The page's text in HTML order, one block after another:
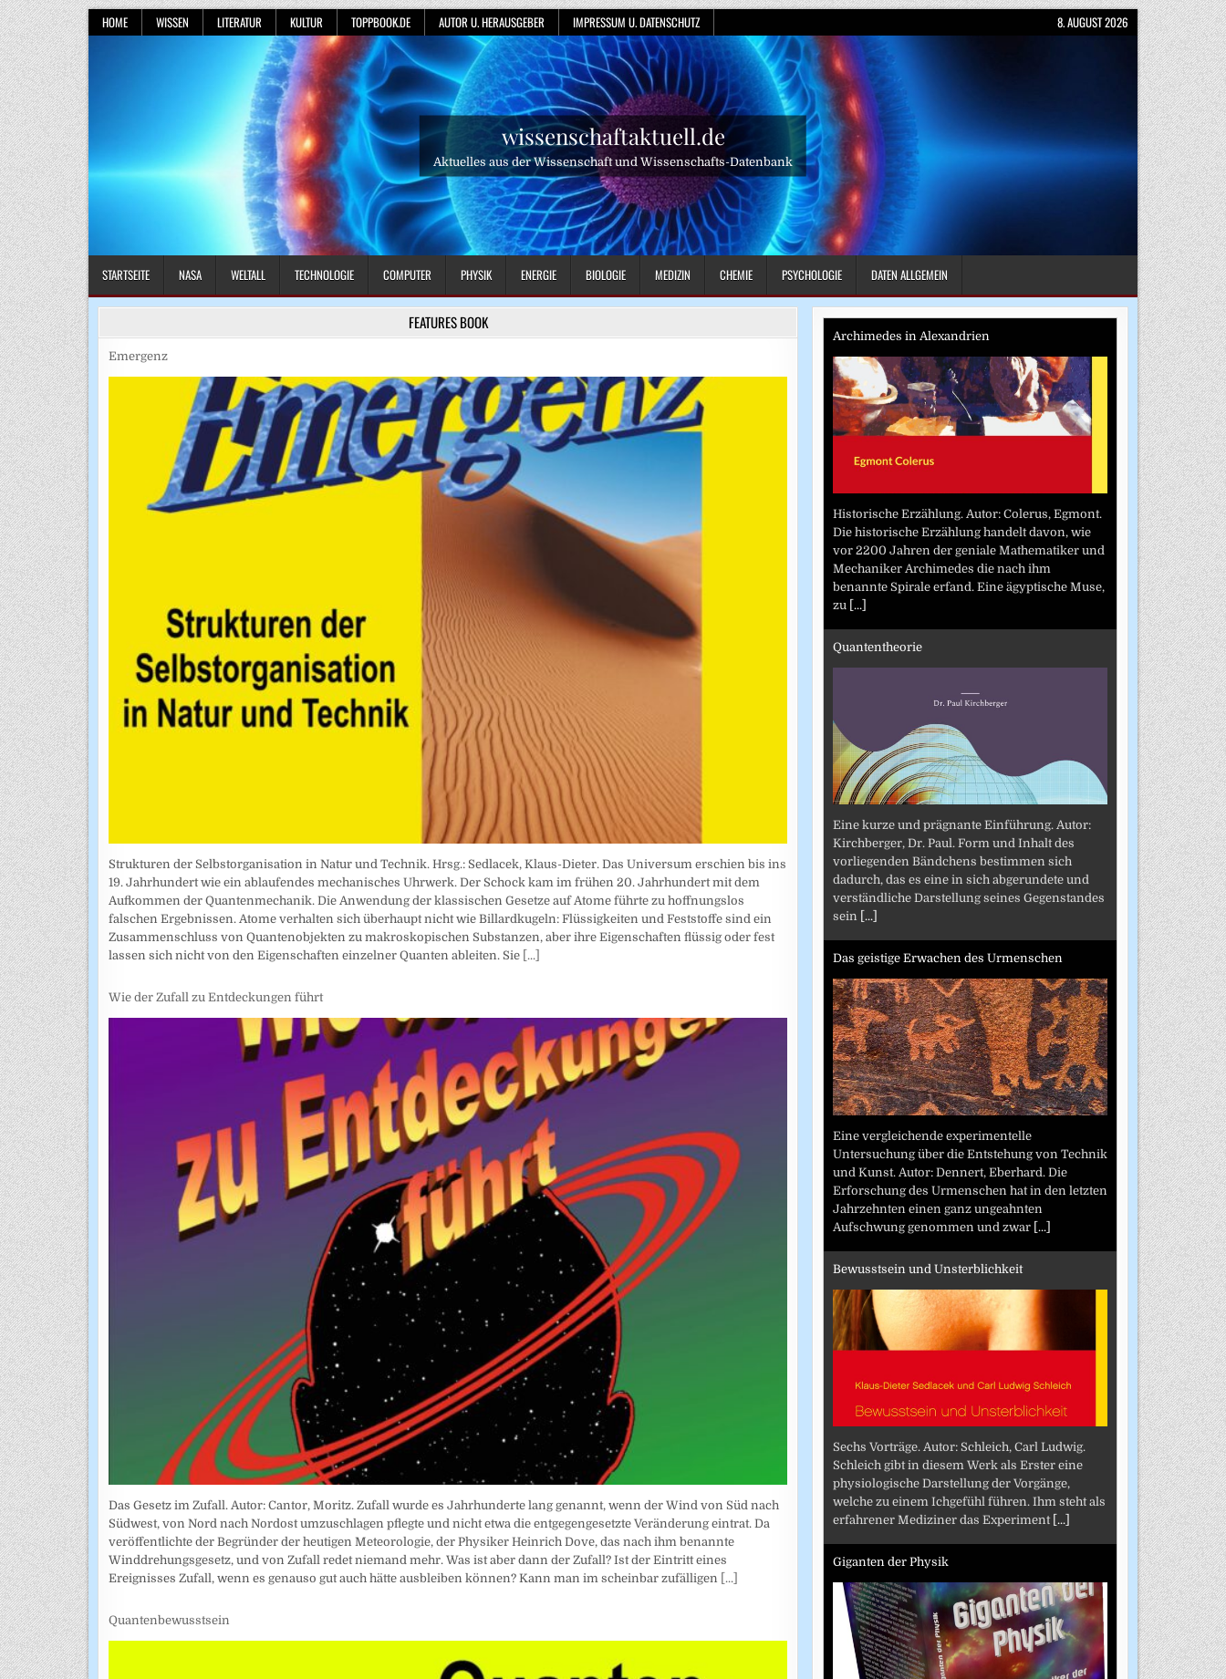
Skip
to
content
HOME WISSEN LITERATUR KULTUR TOPPBOOK.DE AUTOR U. HERAUSGEBER IMPRESSUM U. DATENSCHUTZ 8. AUGUST 2026
wissenschaftaktuell.de
Aktuelles aus der Wissenschaft und Wissenschafts-Datenbank
STARTSEITE NASA WELTALL TECHNOLOGIE COMPUTER PHYSIK ENERGIE BIOLOGIE MEDIZIN CHEMIE PSYCHOLOGIE DATEN ALLGEMEIN
FEATURES BOOK
Emergenz
Strukturen der Selbstorganisation in Natur und Technik. Hrsg.: Sedlacek, Klaus-Dieter. Das Universum erschien bis ins
19. Jahrhundert wie ein ablaufendes mechanisches Uhrwerk. Der Schock kam im frühen 20. Jahrhundert mit dem
Aufkommen der Quantenmechanik. Die Anwendung der klassischen Gesetze auf Atome führte zu hoffnungslos
falschen Ergebnissen. Atome verhalten sich überhaupt nicht wie Billardkugeln: Flüssigkeiten und Feststoffe sind ein
Zusammenschluss von Quantenobjekten zu makroskopischen Substanzen, aber ihre Eigenschaften flüssig oder fest
lassen sich nicht von den Eigenschaften einzelner Quanten ableiten. Sie [...]
Wie der Zufall zu Entdeckungen führt
Das Gesetz im Zufall. Autor: Cantor, Moritz. Zufall wurde es Jahrhunderte lang genannt, wenn der Wind von Süd nach
Südwest, von Nord nach Nordost umzuschlagen pflegte und nicht etwa die entgegengesetzte Veränderung eintrat. Da
veröffentlichte der Begründer der heutigen Meteorologie, der Physiker Heinrich Dove, das nach ihm benannte
Winddrehungsgesetz, und von Zufall redet niemand mehr. Was ist aber dann der Zufall? Ist der Eintritt eines
Ereignisses Zufall, wenn es genauso gut auch hätte ausbleiben können? Kann man im scheinbar zufälligen [...]
Quantenbewusstsein
Archimedes in Alexandrien
Historische Erzählung. Autor: Colerus, Egmont.
Die historische Erzählung handelt davon, wie
vor 2200 Jahren der geniale Mathematiker und
Mechaniker Archimedes die nach ihm
benannte Spirale erfand. Eine ägyptische Muse,
zu [...]
Quantentheorie
Eine kurze und prägnante Einführung. Autor:
Kirchberger, Dr. Paul. Form und Inhalt des
vorliegenden Bändchens bestimmen sich
dadurch, das es eine in sich abgerundete und
verständliche Darstellung seines Gegenstandes
sein [...]
Das geistige Erwachen des Urmenschen
Eine vergleichende experimentelle
Untersuchung über die Entstehung von Technik
und Kunst. Autor: Dennert, Eberhard. Die
Erforschung des Urmenschen hat in den letzten
Jahrzehnten einen ganz ungeahnten
Aufschwung genommen und zwar [...]
Bewusstsein und Unsterblichkeit
Sechs Vorträge. Autor: Schleich, Carl Ludwig.
Schleich gibt in diesem Werk als Erster eine
physiologische Darstellung der Vorgänge,
welche zu einem Ichgefühl führen. Ihm steht als
erfahrener Mediziner das Experiment [...]
Giganten der Physik